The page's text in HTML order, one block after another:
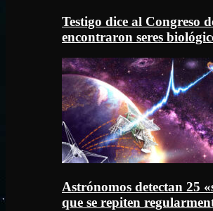
Testigo dice al Congreso
encontraron seres
Astrónomos detectan 25
que se repiten